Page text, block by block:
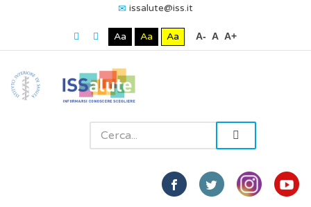
issalute@iss.it
Aa Aa Aa A- A A+